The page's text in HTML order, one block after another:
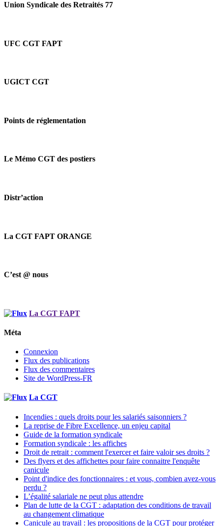
Union Syndicale des Retraités 77
UFC CGT FAPT
UGICT CGT
Points de réglementation
Le Mémo CGT des postiers
Distr’action
La CGT FAPT ORANGE
C’est @ nous
La CGT FAPT
Méta
Connexion
Flux des publications
Flux des commentaires
Site de WordPress-FR
La CGT
Incendies : quels droits pour les salariés saisonniers ?
La reprise de Fibre Excellence, un enjeu capital
Guide de la formation syndicale
Formation syndicale : les affiches
Droit de retrait : comment l'exercer et faire valoir ses droits ?
Des flyers et des affichettes pour faire connaitre l'enquête
canicule
Point d'indice des fonctionnaires : et vous, combien avez-vous
perdu ?
L’égalité salariale ne peut plus attendre
Plan de lutte de la CGT : adaptation des conditions de travail
au changement climatique
Canicule au travail : les propositions de la CGT pour protéger